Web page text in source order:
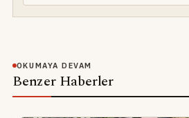
OKUMAYA DEVAM
Benzer Haberler